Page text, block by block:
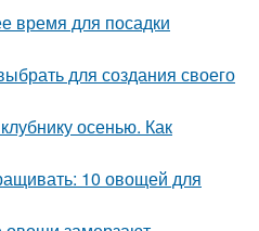
время для посадки
для создания своего
осенью. Как
10 овощей для